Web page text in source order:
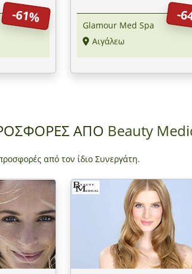
-61%
Μετρό
-
Glamour Med Spa
Αιγάλεω
ΑΠΟ Beauty
από τον ίδιο Συνεργάτη.